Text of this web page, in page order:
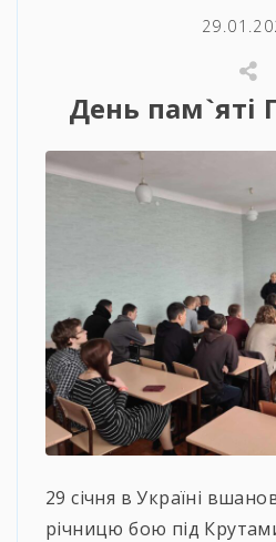
День пам`яті
29 січня в Україні
річницю бою під